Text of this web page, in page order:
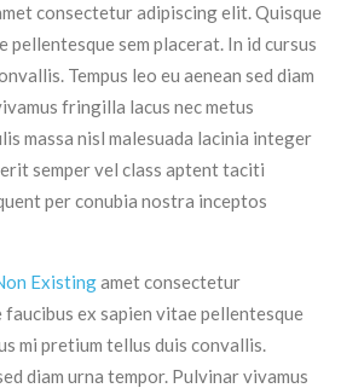
consectetur adipiscing elit. Quisque
pellentesque sem placerat. In id cursus
Tempus leo eu aenean sed diam
fringilla lacus nec metus
massa nisl malesuada lacinia integer
semper vel class aptent taciti
per conubia nostra inceptos
Existingamet consectetur
ex sapien vitae pellentesque
mi pretium tellus duis convallis.
diam urna tempor. Pulvinar vivamus